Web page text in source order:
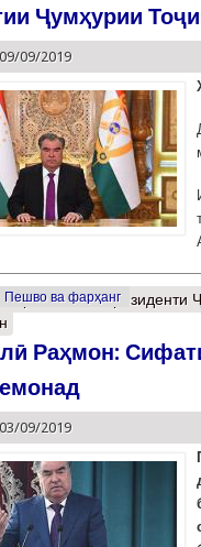
Ҷумҳурии
09/2019
Пешво ва фарҳанг
о Паёми Президенти
Раҳмон:
09/2019